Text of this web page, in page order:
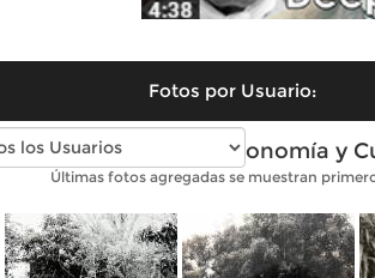
Fotos por Usuario:
Fotos antiguas de Economía y
Últimas fotos agregadas se muestran primero